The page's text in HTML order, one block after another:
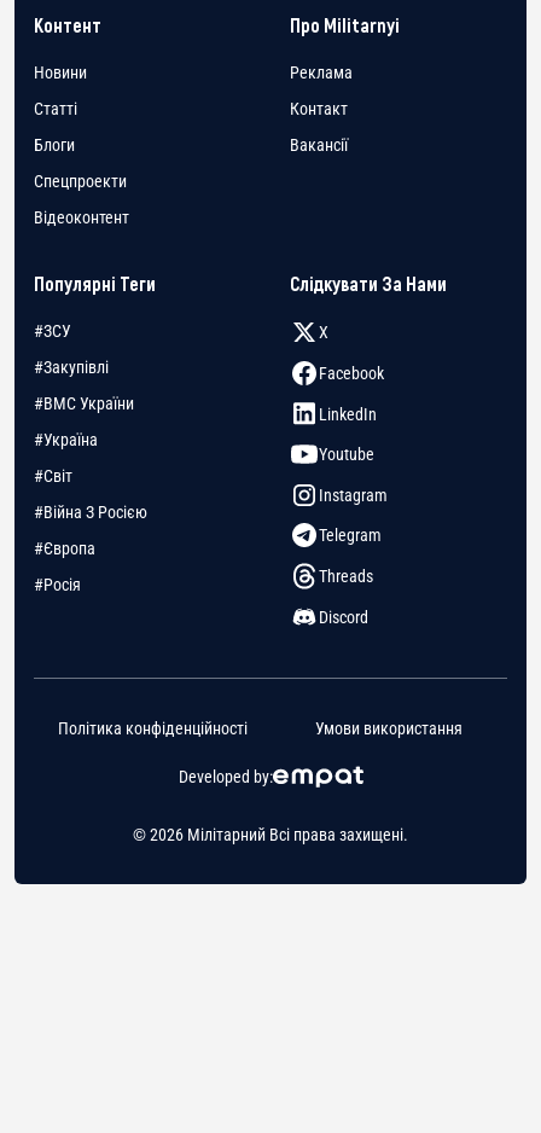
Контент
Новини
Статті
Блоги
Спецпроекти
Відеоконтент
Про Militarnyi
Реклама
Контакт
Вакансії
Популярні Теги
#ЗСУ
#Закупівлі
#ВМС України
#Україна
#Світ
#Війна З Росією
#Європа
#Росія
Слідкувати За Нами
X
Facebook
LinkedIn
Youtube
Instagram
Telegram
Threads
Discord
© 2026 Мілітарний Всі права захищені.
Developed by:
Політика конфіденційності Умови використання